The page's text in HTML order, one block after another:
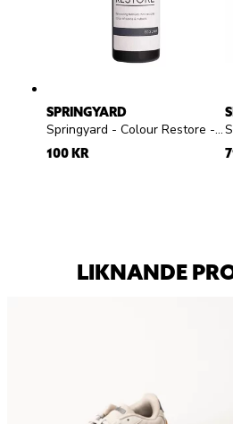
SPRINGYARD
Springyard - Colour Restore - Svart flytande skokräm för mocka och nubuck
100 KR
LIKNANDE